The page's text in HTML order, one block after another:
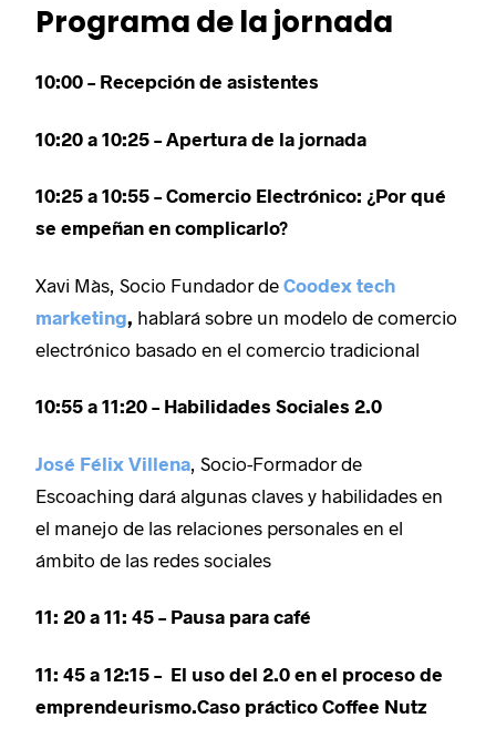
Programa de la jornada
10:00 – Recepción de asistentes
10:20 a 10:25 – Apertura de la jornada
10:25 a 10:55 – Comercio Electrónico: ¿Por qué
se empeñan en complicarlo?
Xavi Màs, Socio Fundador deCoodex tech
marketing, hablará sobre un modelo de comercio
electrónico basado en el comercio tradicional
10:55 a 11:20 – Habilidades Sociales 2.0
José Félix Villena , Socio-Formador de
Escoaching dará algunas claves y habilidades en
el manejo de las relaciones personales en el
ámbito de las redes sociales
11: 20 a 11: 45 – Pausa para café
11: 45 a 12:15 – El uso del 2.0 en el proceso de
emprendeurismo.Caso práctico Coffee Nutz